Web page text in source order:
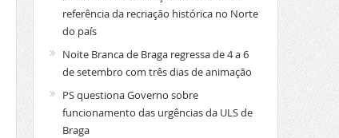
referência da recriação histórica no Norte
do país
Noite Branca de Braga regressa de 4 a 6
de setembro com três dias de animação
PS questiona Governo sobre
funcionamento das urgências da ULS de
Braga